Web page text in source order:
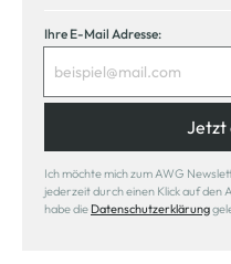
Ihre E-Mail Adresse:
Jetzt
Ich möchte mich zum AWG
jederzeit durch einen Klick auf
habe die Datenschutzerklärung